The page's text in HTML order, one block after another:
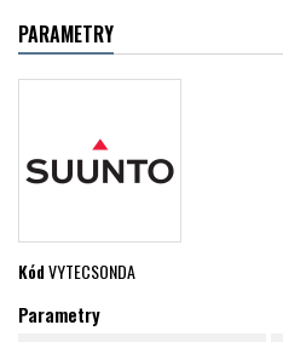
PARAMETRY
KódVYTECSONDA
Parametry